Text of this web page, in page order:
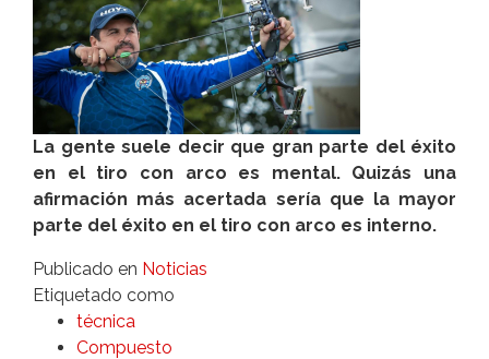
La gente suele decir que gran parte del éxito
en el tiro con arco es mental. Quizás una
afirmación más acertada sería que la mayor
parte del éxito en el tiro con arco es interno.
Publicado en Noticias
Etiquetado como
técnica
Compuesto